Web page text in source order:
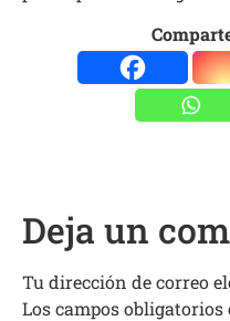
Deja un
Tu dirección de correo
Los campos